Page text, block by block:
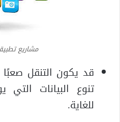
مشاريع
قد يكون التنقل
تنوع البيانات
للغاية.